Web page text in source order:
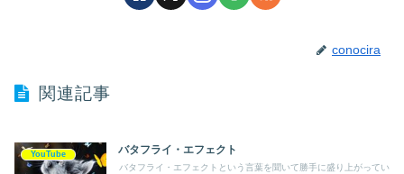
conocira
関連記事
YouTube バタフライ・エフェクト
バタフライ・エフェクトという言葉を聞いて勝手に盛り上がってい